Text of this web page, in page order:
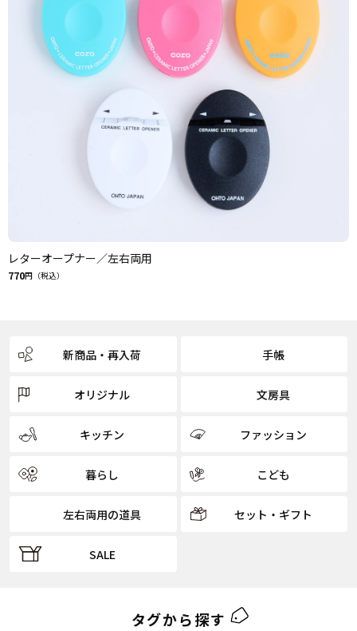
レターオープナー／左右両用
770円（税込）
新商品・再入荷 手帳
オリジナル 文房具
キッチン ファッション
暮らし こども
左右両用の道具 セット・ギフト
SALE
タグから探す